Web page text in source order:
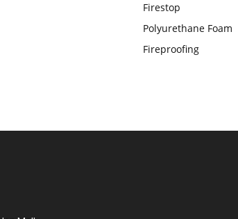
Firestop
Polyurethane Foam
Fireproofing